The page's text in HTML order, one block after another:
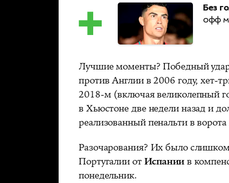
Без
офф
Лучшие моменты? Победный удар
против Англии в 2006 году, хет-
2018-м (включая великолепный
в Хьюстоне две недели назад и
реализованный пенальти в ворота
Разочарования? Их было
Португалии отИспаниив
понедельник.